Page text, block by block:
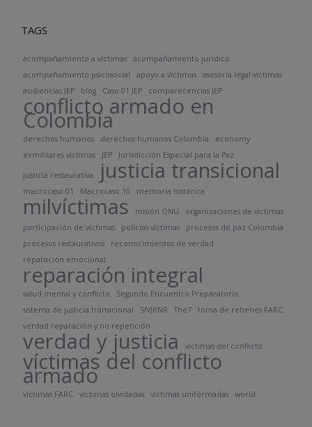
TAGS
acompañamiento a víctimas
acompañamiento jurídico
acompañamiento psicosocial
apoyo a víctimas
asesoría legal víctimas
audiencias JEP
blog Caso 01 JEP comparecencias JEP
conflicto armado en
Colombia
derechos humanos derechos humanos Colombia
economy
exmilitares víctimas
JEP Jurisdicción Especial para la Paz
justicia restaurativa justicia transicional
macrocaso 01 Macrocaso 10 memoria histórica
milvíctimas misión ONU
organizaciones de víctimas
participación de víctimas
policías víctimas
procesos de paz Colombia
procesos restaurativos
reconocimientos de verdad
reparación emocional
reparación integral
salud mental y conflicto
Segundo Encuentro Preparatorio
sistema de justicia transicional
SIVJRNR The7
toma de rehenes FARC
verdad reparación y no repetición
verdad y justicia víctimas del conflicto
víctimas del conflicto
armado
víctimas FARC víctimas olvidadas víctimas uniformadas world